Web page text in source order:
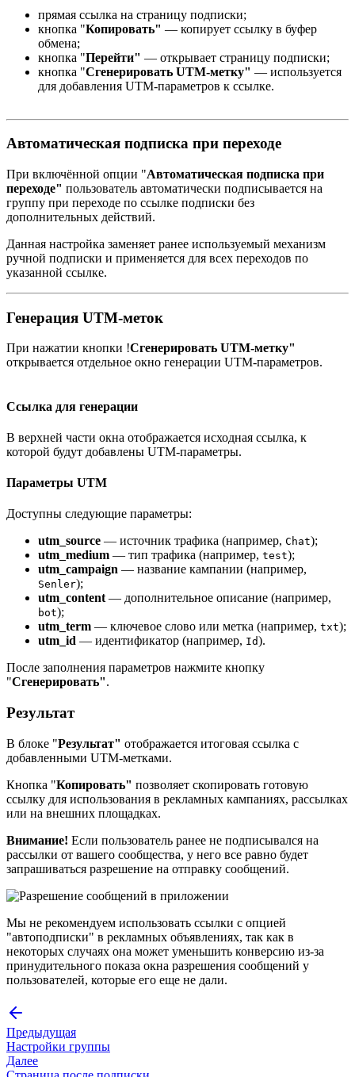
прямая ссылка на страницу подписки;
кнопка "Копировать" — копирует ссылку в буфер
обмена;
кнопка "Перейти" — открывает страницу подписки;
кнопка "Сгенерировать UTM-метку" — используется
для добавления UTM-параметров к ссылке.
Автоматическая подписка при переходе
При включённой опции "Автоматическая подписка при
переходе" пользователь автоматически подписывается на
группу при переходе по ссылке подписки без
дополнительных действий.
Данная настройка заменяет ранее используемый механизм
ручной подписки и применяется для всех переходов по
указанной ссылке.
Генерация UTM-меток
При нажатии кнопки !Сгенерировать UTM-метку"
открывается отдельное окно генерации UTM-параметров.
Ссылка для генерации
В верхней части окна отображается исходная ссылка, к
которой будут добавлены UTM-параметры.
Параметры UTM
Доступны следующие параметры:
utm_source — источник трафика (например, Chat);
utm_medium — тип трафика (например, test);
utm_campaign — название кампании (например,
Senler);
utm_content— дополнительное описание (например,
bot);
utm_term — ключевое слово или метка (например, txt);
utm_id — идентификатор (например, Id).
После заполнения параметров нажмите кнопку
"Сгенерировать".
Результат
В блоке "Результат" отображается итоговая ссылка с
добавленными UTM-метками.
Кнопка "Копировать" позволяет скопировать готовую
ссылку для использования в рекламных кампаниях, рассылках
или на внешних площадках.
Внимание! Если пользователь ранее не подписывался на
рассылки от вашего сообщества, у него все равно будет
запрашиваться разрешение на отправку сообщений.
Мы не рекомендуем использовать ссылки с опцией
"автоподписки" в рекламных объявлениях, так как в
некоторых случаях она может уменьшить конверсию из-за
принудительного показа окна разрешения сообщений у
пользователей, которые его еще не дали.
Предыдущая
Настройки группы
Далее